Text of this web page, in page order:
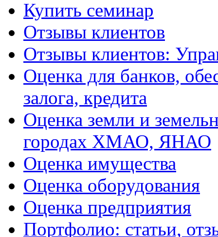
Купить семинар
Отзывы клиентов
Отзывы клиентов:
Оценка для банков,
залога, кредита
Оценка земли и
городах ХМАО, ЯНАО
Оценка имущества
Оценка оборудования
Оценка предприятия
Портфолио: статьи,